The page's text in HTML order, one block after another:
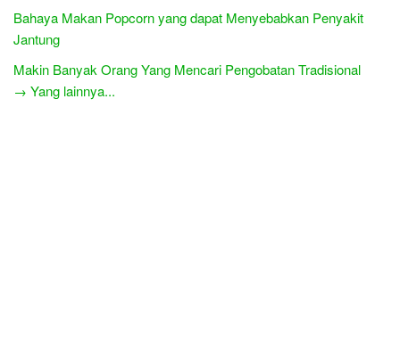
Bahaya Makan Popcorn yang dapat Menyebabkan Penyakit
Jantung
Makin Banyak Orang Yang Mencari Pengobatan Tradisional
→ Yang lainnya...